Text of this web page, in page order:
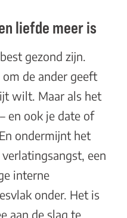
liefde meer is
gezond zijn.
de ander geeft
wilt. Maar als het
en ook je date of
ondermijnt het
een
interne
onder. Het is
aan de slag te